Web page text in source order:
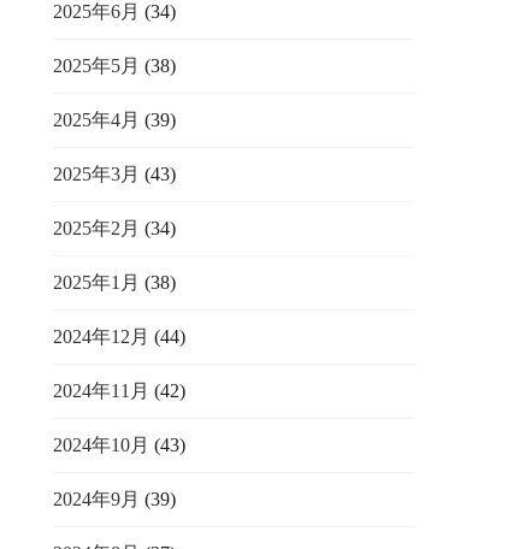
2025年6月 (34)
2025年5月 (38)
2025年4月 (39)
2025年3月 (43)
2025年2月 (34)
2025年1月 (38)
2024年12月 (44)
2024年11月 (42)
2024年10月 (43)
2024年9月 (39)